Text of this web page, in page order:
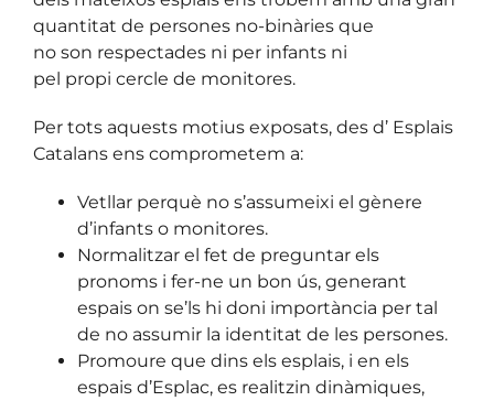
quantitat de persones no-binàries que
no son respectades ni per infants ni
pel propi cercle de monitores.
Per tots aquests motius exposats, des d’ Esplais
Catalans ens comprometem a:
Vetllar perquè no s’assumeixi el gènere
d’infants o monitores.
Normalitzar el fet de preguntar els
pronoms i fer-ne un bon ús, generant
espais on se’ls hi doni importància per tal
de no assumir la identitat de les persones.
Promoure que dins els esplais, i en els
espais d’Esplac, es realitzin dinàmiques,